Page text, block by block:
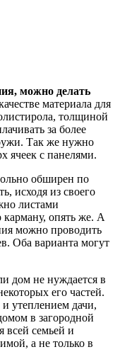
можно делать
материала для
толщиной
за более
Так же нужно
ячеек с панелями.
обширен по
исходя из своего
листами
опять же. А
можно проводить
Оба варианта могут
дом не нуждается в
его частей.
утеплением дачи,
в загородной
всей семьей и
а не только в